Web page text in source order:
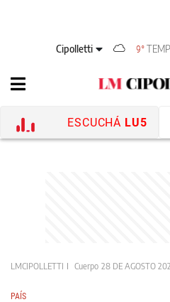
Cipolletti 9° TEMP
ESCUCHÁ LU5
LMCIPOLLETTI Cuerpo 28 DE AGOSTO
PAÍS